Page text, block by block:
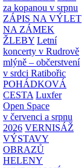
za kopanou v srpnu
ZÁPIS NA VÝLET
NA ZÁMEK
ŽLEBY Letní
koncerty v Rudrově
mlýně – občerstvení
v srdci Ratibořic
POHÁDKOVÁ
CESTA Luxfer
Open Space
v červenci a srpnu
2026 VERNISÁŽ
VÝSTAVY
OBRAZŮ
HELENY